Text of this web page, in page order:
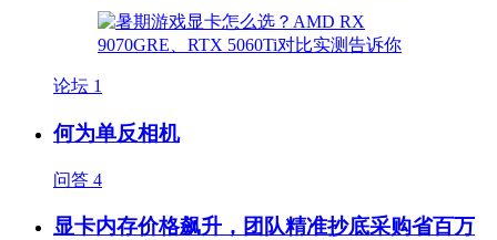
论坛 1
何为单反相机
问答 4
显卡内存价格飙升，团队精准抄底采购省百万